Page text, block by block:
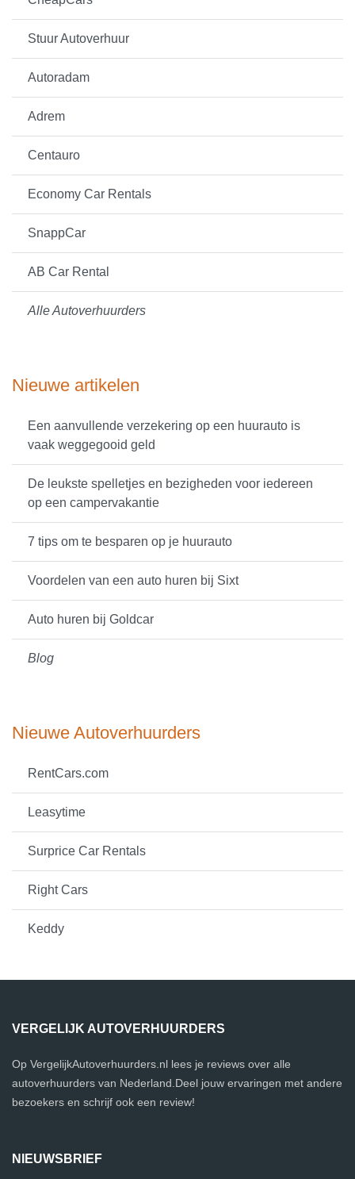
Stuur Autoverhuur
Autoradam
Adrem
Centauro
Economy Car Rentals
SnappCar
AB Car Rental
Alle Autoverhuurders
Nieuwe artikelen
Een aanvullende verzekering op een huurauto is
vaak weggegooid geld
De leukste spelletjes en bezigheden voor iedereen
op een campervakantie
7 tips om te besparen op je huurauto
Voordelen van een auto huren bij Sixt
Auto huren bij Goldcar
Blog
Nieuwe Autoverhuurders
RentCars.com
Leasytime
Surprice Car Rentals
Right Cars
Keddy
VERGELIJK AUTOVERHUURDERS
Op VergelijkAutoverhuurders.nl lees je reviews over alle
autoverhuurders van Nederland.Deel jouw ervaringen met andere
bezoekers en schrijf ook een review!
NIEUWSBRIEF